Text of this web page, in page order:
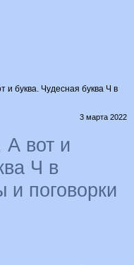
и буква. Чудесная буква Ч в
3 марта 2022
А вот и
Ч в
и поговорки